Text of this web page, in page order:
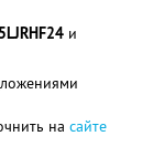
и
на сайте